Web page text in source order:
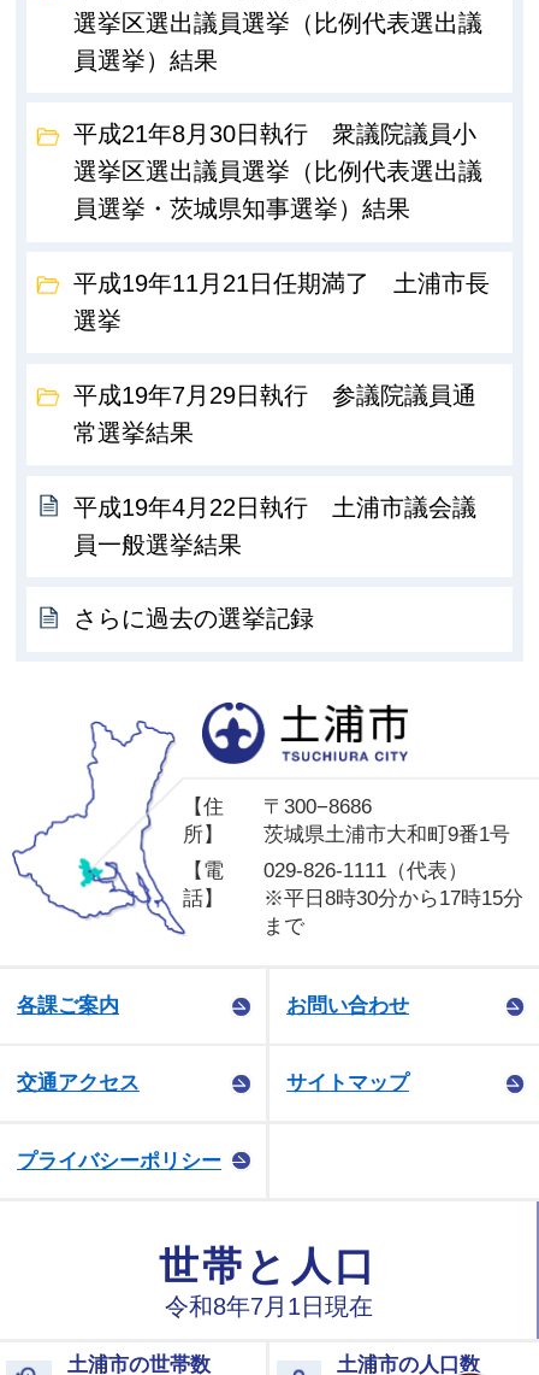
選挙区選出議員選挙（比例代表選出議
員選挙）結果
平成21年8月30日執行 衆議院議員小
選挙区選出議員選挙（比例代表選出議
員選挙・茨城県知事選挙）結果
平成19年11月21日任期満了 土浦市長
選挙
平成19年7月29日執行 参議院議員通
常選挙結果
平成19年4月22日執行 土浦市議会議
員一般選挙結果
さらに過去の選挙記録
【住
所】
〒300−8686
茨城県土浦市大和町9番1号
【電
話】
029-826-1111（代表）
※平日8時30分から17時15分
まで
各課ご案内 お問い合わせ
交通アクセス サイトマップ
プライバシーポリシー